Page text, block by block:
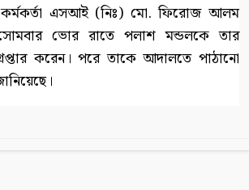
কর্মকর্তা এসআই (নিঃ) মো. ফিরোজ আলম
ভোর রাতে পলাশ মন্ডলকে তার
করেন। পরে তাকে আদালতে পাঠানো